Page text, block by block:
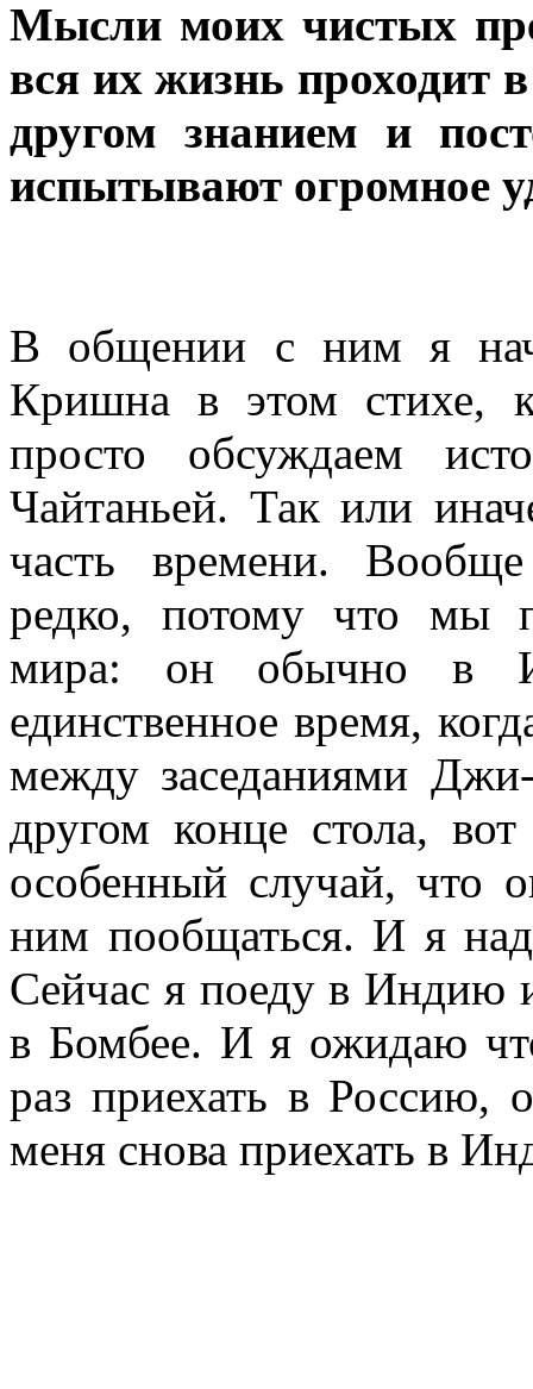
Мысли моих чистых
вся их жизнь проходит
другом знанием и
испытывают огромное
В общении с ним я
Кришна в этом стихе,
просто обсуждаем
Чайтаньей. Так или
часть времени.
редко, потому что мы
мира: он обычно в
единственное время,
между заседаниями
другом конце стола,
особенный случай, что
ним пообщаться. И я
Сейчас я поеду в Индию
в Бомбее. И я ожидаю
раз приехать в Россию,
меня снова приехать в